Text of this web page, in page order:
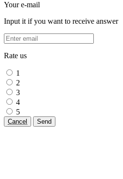
Your e-mail
Input it if you want to receive answer
Rate us
1
2
3
4
5
Cancel Send